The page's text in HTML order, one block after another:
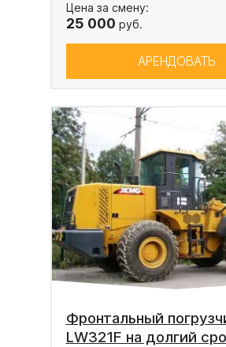
Цена за смену:
25 000 руб.
АРЕНДОВАТЬ
Фронтальный
LW321F на долгий